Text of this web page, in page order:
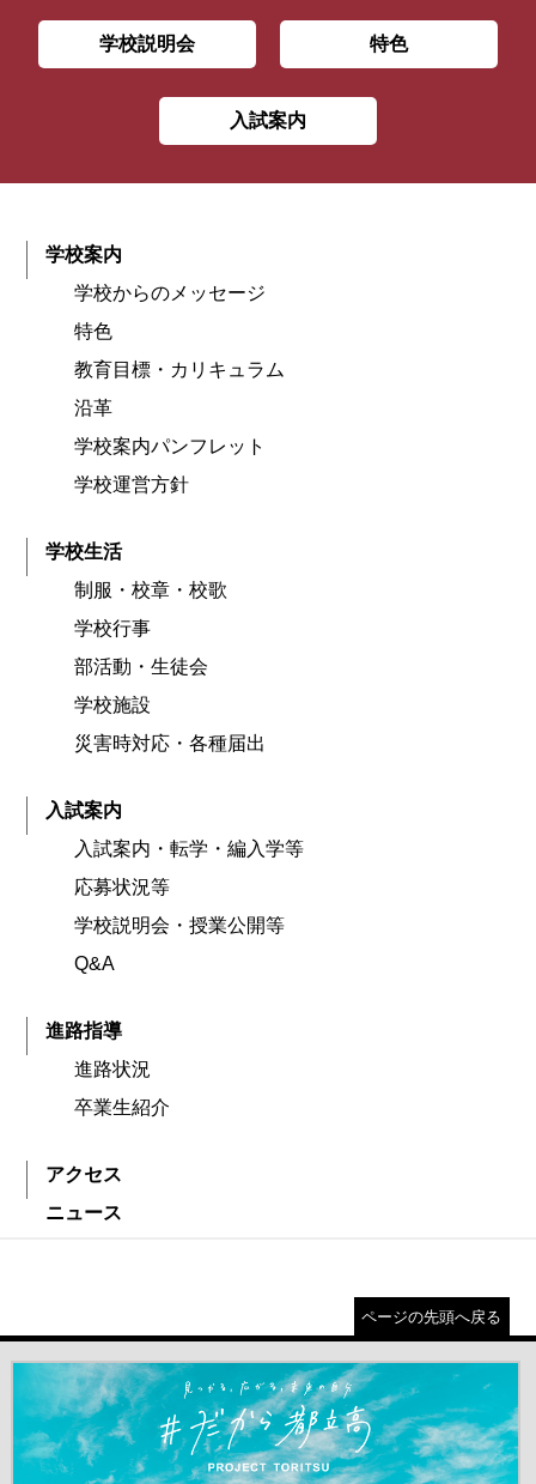
学校説明会 特色
入試案内
学校案内
学校からのメッセージ
特色
教育目標・カリキュラム
沿革
学校案内パンフレット
学校運営方針
学校生活
制服・校章・校歌
学校行事
部活動・生徒会
学校施設
災害時対応・各種届出
入試案内
入試案内・転学・編入学等
応募状況等
学校説明会・授業公開等
Q&A
進路指導
進路状況
卒業生紹介
アクセス
ニュース
ページの先頭へ戻る
＃だから都立高（別ウインドウが開きます）